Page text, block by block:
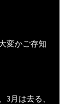
変かご存知
3月は去る、